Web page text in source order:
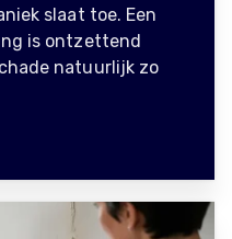
slaat toe. Een
is ontzettend
natuurlijk zo